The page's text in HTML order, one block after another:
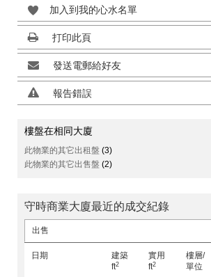
加入到我的心水名單
打印此頁
發送電郵給好友
報告錯誤
樓盤在相同大廈
此物業的其它出租盤 (3)
此物業的其它出售盤 (2)
守時商業大廈最近的成交紀錄
出售
日期
建築
ft2
實用
ft2
樓層/
單位